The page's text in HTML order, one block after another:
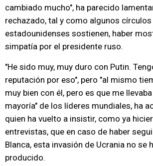
cambiado mucho", ha parecido
rechazado, tal y como algunos
estadounidenses sostienen, haber
simpatía por el presidente ruso.
"He sido muy, muy duro con Putin.
reputación por eso", pero "al mismo
muy bien con él, pero es que me
mayoría" de los líderes mundiales, ha
quien ha vuelto a insistir, como ya
entrevistas, que en caso de haber
Blanca, esta invasión de Ucrania no se
producido.